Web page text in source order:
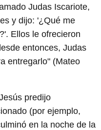
Judas Iscariote,
y dijo: '¿Qué me
Ellos le ofrecieron
entonces, Judas
entregarlo" (Mateo
predijo
(por ejemplo,
en la noche de la